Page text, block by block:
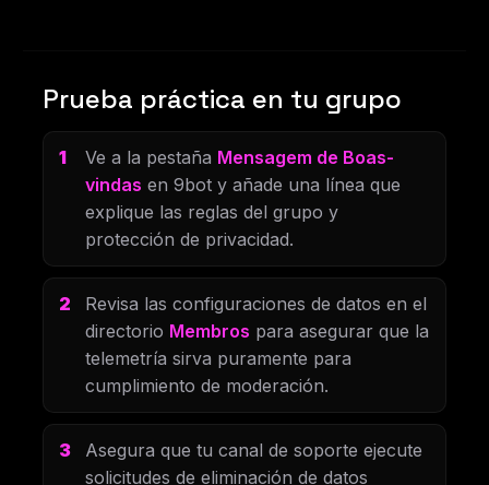
Prueba práctica en tu grupo
Ve a la pestaña Mensagem de Boas-
vindas en 9bot y añade una línea que
explique las reglas del grupo y
protección de privacidad.
Revisa las configuraciones de datos en el
directorio Membros para asegurar que la
telemetría sirva puramente para
cumplimiento de moderación.
Asegura que tu canal de soporte ejecute
solicitudes de eliminación de datos